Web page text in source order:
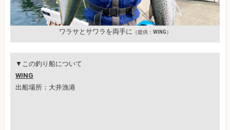
ワラサとサワラを両手に （提供：WING）
▼この釣り船について
WING
出船場所：大井漁港